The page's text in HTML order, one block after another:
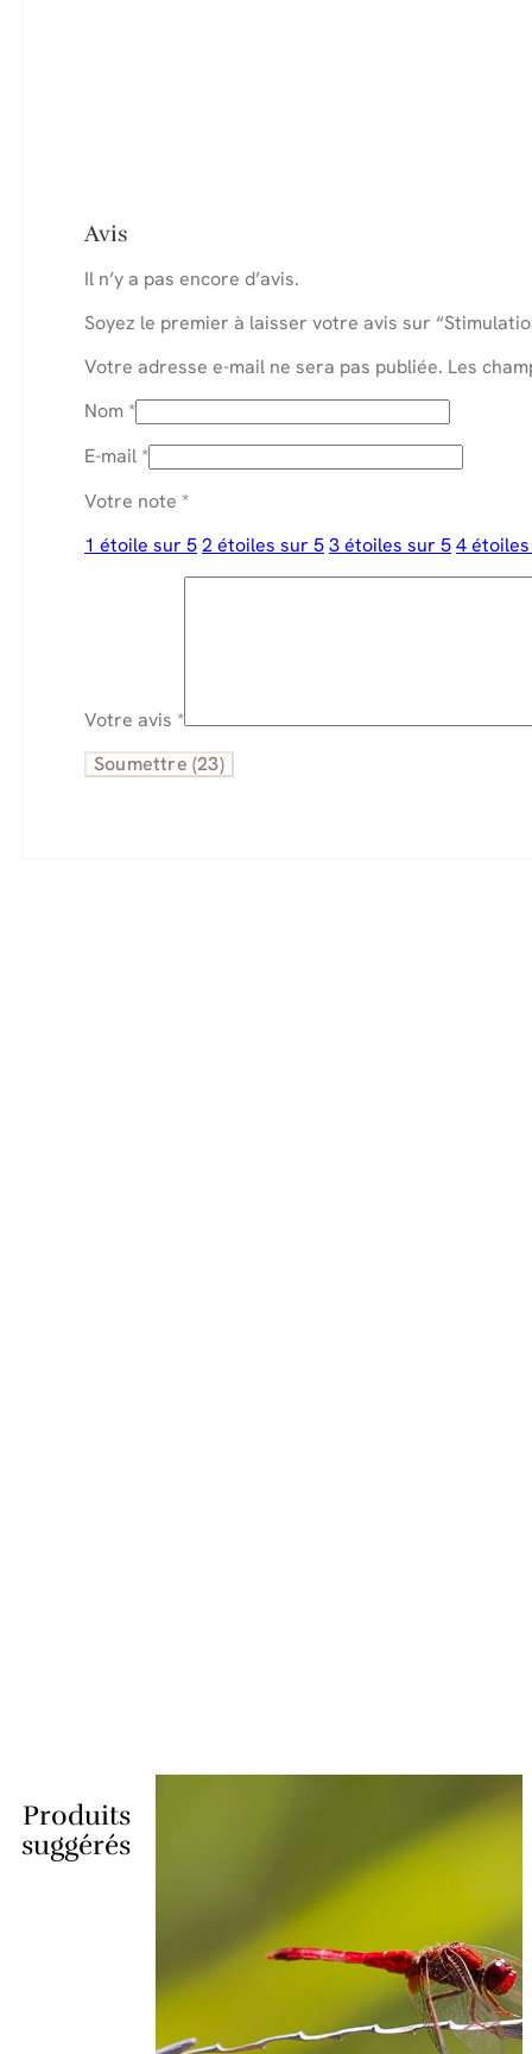
Avis
Il n’y a pas encore d’avis.
Soyez le premier à laisser votre avis sur
Votre adresse e-mail ne sera pas publiée. Les
Nom*
E-mail*
Votre note *
1 étoile sur 52 étoiles sur 53 étoiles sur 54
Votre avis *
Produits
suggérés